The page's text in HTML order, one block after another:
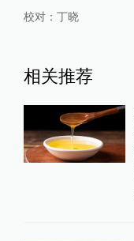
校对： 丁晓
相关推荐